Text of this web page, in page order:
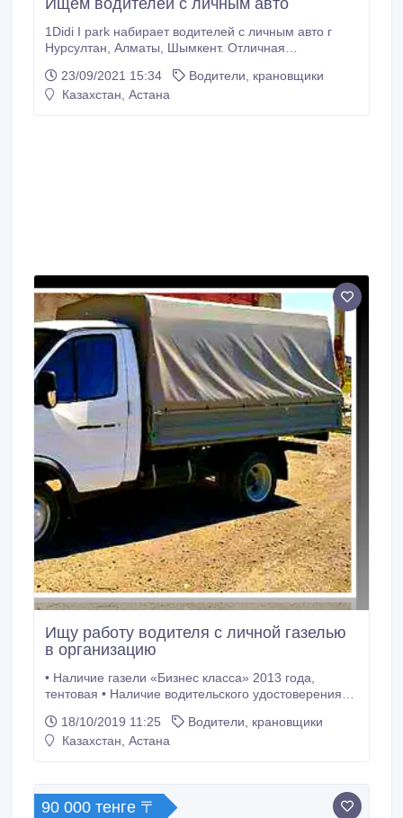
Ищем водителей с личным авто
1Didi I park набирает водителей с личным авто г
Нурсултан, Алматы, Шымкент. Отличная
Стабильный заработок - Выгодные условия -
Моментальный вывод денежных средств -
23/09/2021 15:34
Водители, крановщики
Казахстан, Астана
Ищу работу водителя с личной газелью
в организацию
• Наличие газели «Бизнес класса» 2013 года,
тентовая • Наличие водительского удостоверения
знание города • Аккуратное и безаварийное
вождение • Честность, вежливость, пунктуальность,
18/10/2019 11:25
Водители, крановщики
Казахстан, Астана
90 000 тенге 〒